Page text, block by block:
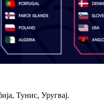
Тунис, Уругвај.